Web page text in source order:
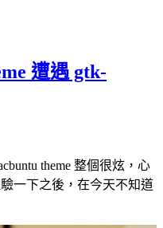
遭遇 gtk-
theme 整個很炫，心
一下之後，在今天不知道